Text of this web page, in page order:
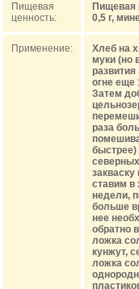
Пищевая
ценность:
Пищевая
0,5 г,
Применение:
Хлеб на
муки (но
огне еще
Затем
раза
быстрее)
ставим в
недели,
больше
нее
обратно
ложка
кунжут,
ложка